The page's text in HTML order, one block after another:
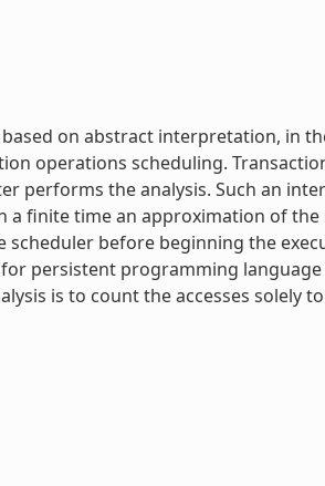
on abstract interpretation, in
operations scheduling.
performs the analysis. Such an
finite time an approximation of
before beginning the
persistent programming
is to count the accesses solely